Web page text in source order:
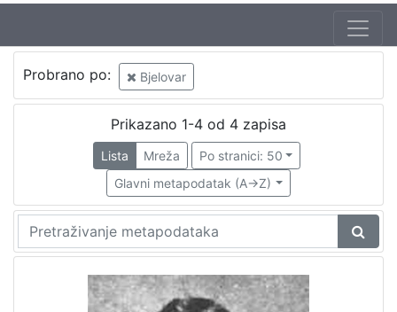
Probrano po: Bjelovar
Prikazano 1-4 od 4 zapisa
Lista Mreža
Po stranici: 50
Glavni metapodatak (A->Z)